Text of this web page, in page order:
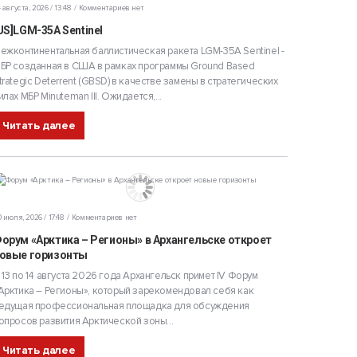
августа, 2026 / 13:48 Комментариев нет
35A Sentinel
баллистическая ракета LGM-35A Sentinel -
созданная в США в рамках программы Ground Based
Deterrent (GBSD) в качестве замены в стратегических
МБР Minuteman III. Ожидается,...
Читать далее
июля, 2026 / 17:48 Комментариев нет
«Арктика – Регионы» в Архангельске откроет
горизонты
по 14 августа 2026 года Архангельск примет IV Форум
– Регионы», который зарекомендовал себя как
профессиональная площадка для обсуждения
развития Арктической зоны...
Читать далее